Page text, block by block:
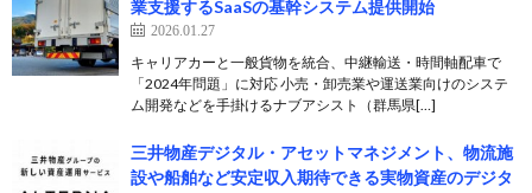
業支援するSaaSの基幹システム提供開始
2026.01.27
キャリアカーと一般貨物を統合、中継輸送・時間軸配車で
「2024年問題」に対応 小売・卸売業や運送業向けのシステ
ム開発などを手掛けるナブアシスト（群馬県[…]
三井物産デジタル・アセットマネジメント、物流施
設や船舶など安定収入期待できる実物資産のデジタ